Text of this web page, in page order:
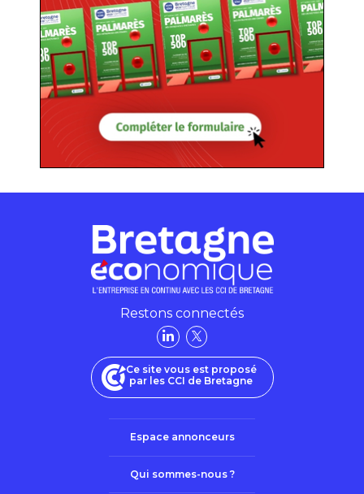
Restons connectés
Ce site vous est proposé
par les CCI de Bretagne
Espace annonceurs
Qui sommes-nous ?